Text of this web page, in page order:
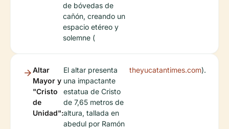
de bóvedas de
cañón, creando un
espacio etéreo y
solemne (
Altar
Mayor y
"Cristo
de
Unidad":
El altar presenta
una impactante
estatua de Cristo
de 7,65 metros de
altura, tallada en
abedul por Ramón
theyucatantimes.com).